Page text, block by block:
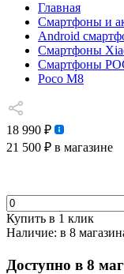
Главная
Смартфоны и
Android
Смартфоны
Смартфоны
Poco M8
18 990 ₽
21 500 ₽ в магазине
Купить в 1 клик
Наличие: в 8
Доступно в 8